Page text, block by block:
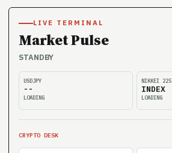
LIVE TERMINAL
Market Pulse
STANDBY
USDJPY
--
LOADING
NIKKEI 225
INDEX
LOADING
CRYPTO DESK